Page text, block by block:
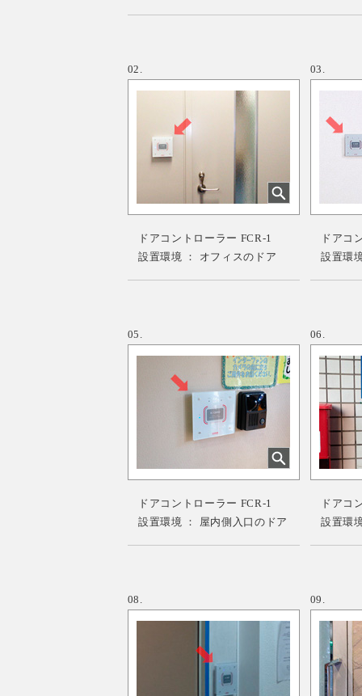
02. 03.
ドアコントローラー FCR-1
設置環境 ： オフィスのドア
ドアコ
設置環
05. 06.
ドアコントローラー FCR-1
設置環境 ： 屋内側入口のドア
ドアコ
設置環
08. 09.